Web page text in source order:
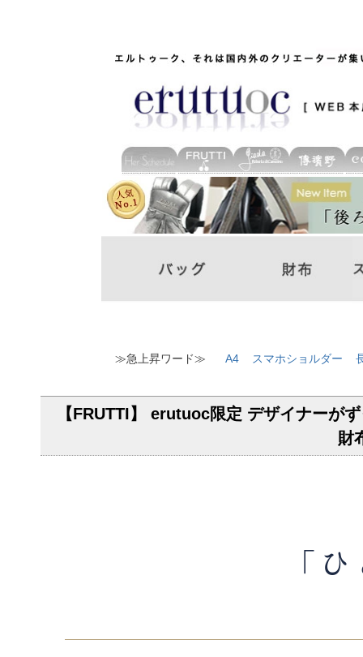
≫急上昇ワード≫ A4 スマホショルダー
【FRUTTI】 erutuoc限定 デザイナーが
財
「